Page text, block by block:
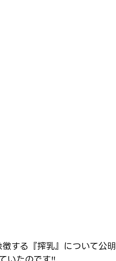
する『搾乳』について公